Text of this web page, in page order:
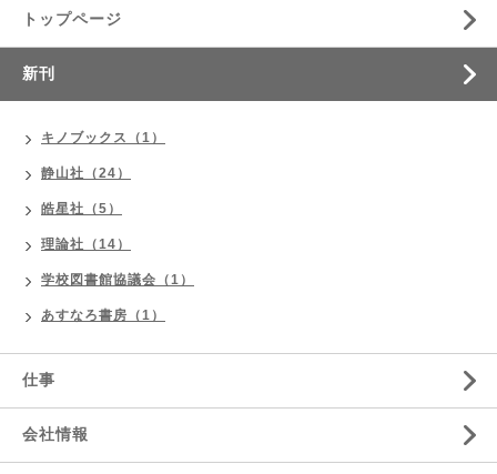
トップページ
新刊
キノブックス（1）
静山社（24）
皓星社（5）
理論社（14）
学校図書館協議会（1）
あすなろ書房（1）
仕事
会社情報